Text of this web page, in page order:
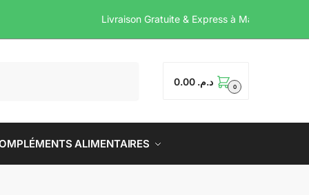
Livraison Gratuite &
د.م. 0.00 0
ALIMENTAIRES